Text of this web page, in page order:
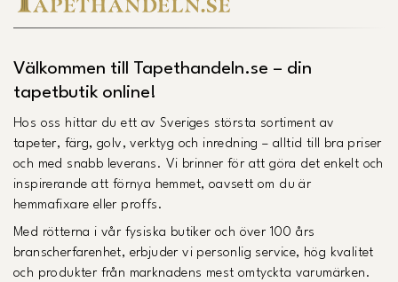
Välkommen till Tapethandeln.se – din
tapetbutik online!
Hos oss hittar du ett av Sveriges största sortiment av
tapeter, färg, golv, verktyg och inredning – alltid till bra priser
och med snabb leverans. Vi brinner för att göra det enkelt och
inspirerande att förnya hemmet, oavsett om du är
hemmafixare eller proffs.
Med rötterna i vår fysiska butiker och över 100 års
branscherfarenhet, erbjuder vi personlig service, hög kvalitet
och produkter från marknadens mest omtyckta varumärken.